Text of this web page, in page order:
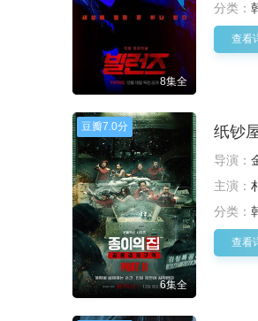
8集全
分类：
查看
豆瓣7.0分
6集全
纸钞
导演：
主演：
分类：
查看